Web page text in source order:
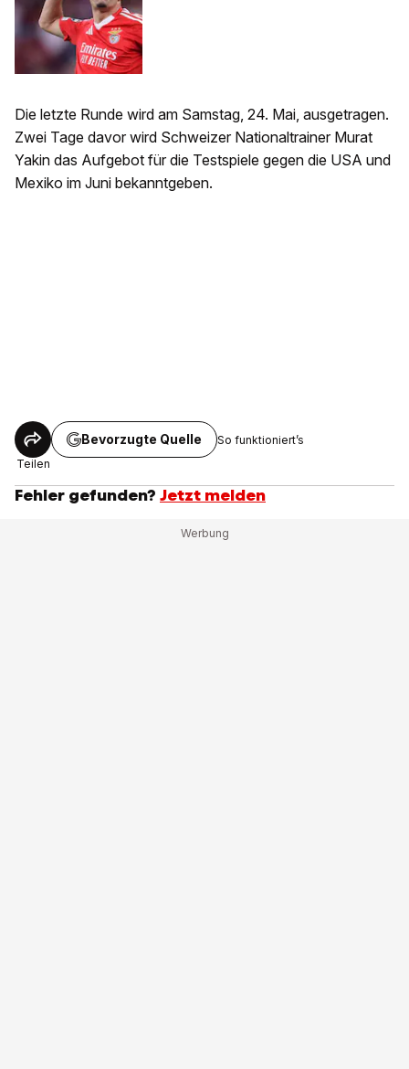
Die letzte Runde wird am Samstag, 24. Mai, ausgetragen.
Zwei Tage davor wird Schweizer Nationaltrainer Murat
Yakin das Aufgebot für die Testspiele gegen die USA und
Mexiko im Juni bekanntgeben.
Teilen
Bevorzugte Quelle So funktioniert’s
Fehler gefunden? Jetzt melden